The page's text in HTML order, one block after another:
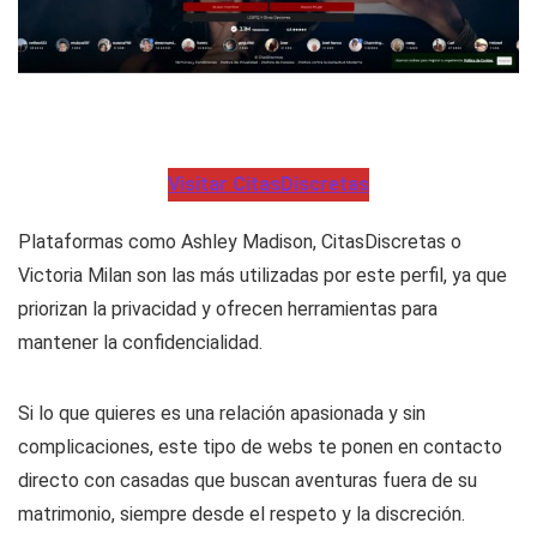
Visitar CitasDiscretas
Plataformas como Ashley Madison, CitasDiscretas o
Victoria Milan son las más utilizadas por este perfil, ya que
priorizan la privacidad y ofrecen herramientas para
mantener la confidencialidad.
Si lo que quieres es una relación apasionada y sin
complicaciones, este tipo de webs te ponen en contacto
directo con casadas que buscan aventuras fuera de su
matrimonio, siempre desde el respeto y la discreción.